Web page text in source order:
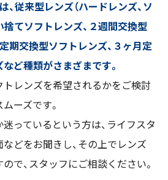
、従来型レンズ（ハードレンズ、ソ
捨てソフトレンズ、２週間交換型
期交換型ソフトレンズ、３ヶ月定
ど種類がさまざまです。
トレンズを希望されるかをご検討
ーズです。
っているという方は、ライフスタ
どをお聞きし、その上でレンズ
で、スタッフにご相談ください。